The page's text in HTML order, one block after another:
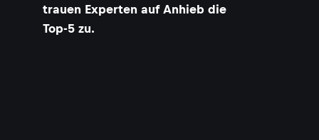
trauen Experten auf Anhieb die
Top-5 zu.